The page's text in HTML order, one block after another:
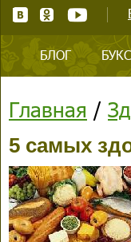
БЛОГ
Главная /
5 самых